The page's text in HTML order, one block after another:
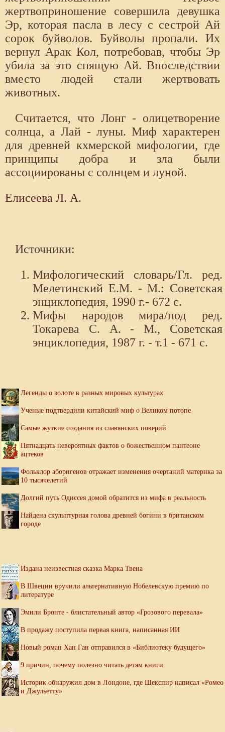
жертвоприношение совершила девушка
Эр, которая пасла в лесу с сестрой Ай
сорок буйволов. Буйволы пропали. Их
вернул Арак Кол, потребовав, чтобы Эр
убила за это спящую Ай. Впоследствии
вместо людей стали жертвовать
животных.
Считается, что Лонг - олицетворение
солнца, а Лай - луны. Миф характерен
для древней кхмерской мифологии, где
принципы добра и зла были
ассоциированы с солнцем и луной.
Елисеева Л. А.
Источники:
Мифологический словарь/Гл. ред.
Мелетинский Е.М. - М.: Советская
энциклопедия, 1990 г.- 672 с.
Мифы народов мира/под ред.
Токарева С. А. - М., Советская
энциклопедия, 1987 г. - т.1 - 671 с.
Легенды о золоте в разных мировых культурах
Ученые подтвердили китайский миф о Великом потопе
Самые жуткие создания из славянских поверий
Пятнадцать невероятных фактов о божественном пантеоне
ацтеков
Фольклор аборигенов отражает изменения очертаний материка за
10 тысячелетий
Долгий путь Одиссея домой обратится из мифа в реальность
Найдена скульптурная голова древней богини в британском
городе
Издана неизвестная сказка Марка Твена
В Швеции вручили альтернативную Нобелевскую премию по
литературе
Эмили Бронте - блистательный автор «Грозового перевала»
В продажу поступила первая книга, написанная ИИ
Новый роман Хан Ган отправился в «Библиотеку будущего»
9 причин, почему полезно читать детям книги
Историк обнаружил дом в Лондоне, где Шекспир написал «Ромео
и Джульетту»